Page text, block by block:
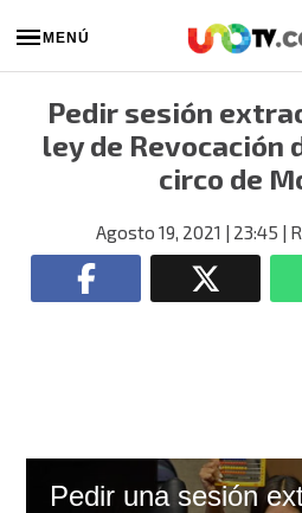
MENÚ
Pedir sesión
ley de Revocación
circo de
Agosto 19, 2021 | 23:45 |